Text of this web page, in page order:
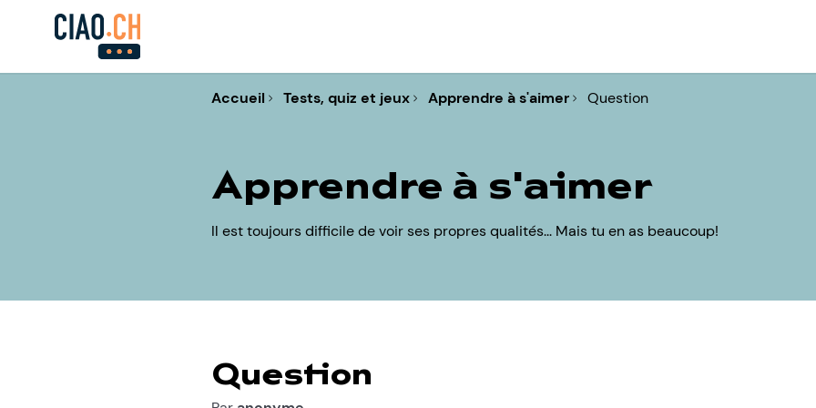
Accueil Tests, quiz et jeux Apprendre à s'aimer Question
Apprendre à s'aimer
Il est toujours difficile de voir ses propres qualités... Mais tu en as beaucoup!
Question